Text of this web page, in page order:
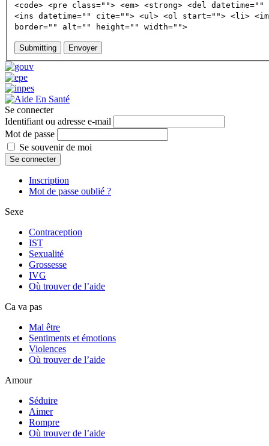
<code> <pre class=""> <em> <strong> <del
<ins datetime="" cite=""> <ul> <ol start=""> <li>
border="" alt="" height="" width="">
Submitting Envoyer
Se connecter
Identifiant ou adresse e-mail
Mot de passe
Se souvenir de moi
Se connecter
Inscription
Mot de passe oublié ?
Sexe
Contraception
IST
Sexualité
Grossesse
IVG
Où trouver de l’aide
Ca va pas
Mal être
Sentiments et émotions
Violences
Où trouver de l’aide
Amour
Séduire
Aimer
Rompre
Où trouver de l’aide